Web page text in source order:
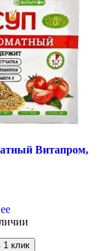
Витапром,
1 клик